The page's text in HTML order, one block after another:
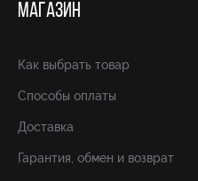
МАГАЗИН
Как выбрать товар
Способы оплаты
Доставка
Гарантия, обмен и возврат